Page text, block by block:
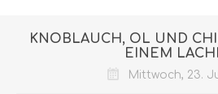
KNOBLAUCH, ÖL UND
EINEM
Mittwoch, 23.